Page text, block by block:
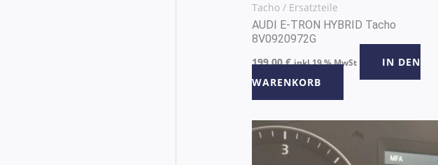
Tacho / Ersatzteile
AUDI E-TRON HYBRID Tacho
8V0920972G
199,00€ inkl 19 % MwSt
IN DEN
WARENKORB